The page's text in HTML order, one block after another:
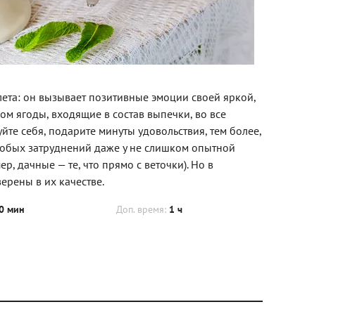
он вызывает позитивные эмоции своей яркой,
ягоды, входящие в состав выпечки, во все
себя, подарите минуты удовольствия, тем более,
затруднений даже у не слишком опытной
дачные — те, что прямо с веточки). Но в
в их качестве.
мин Доп. время: 1 ч